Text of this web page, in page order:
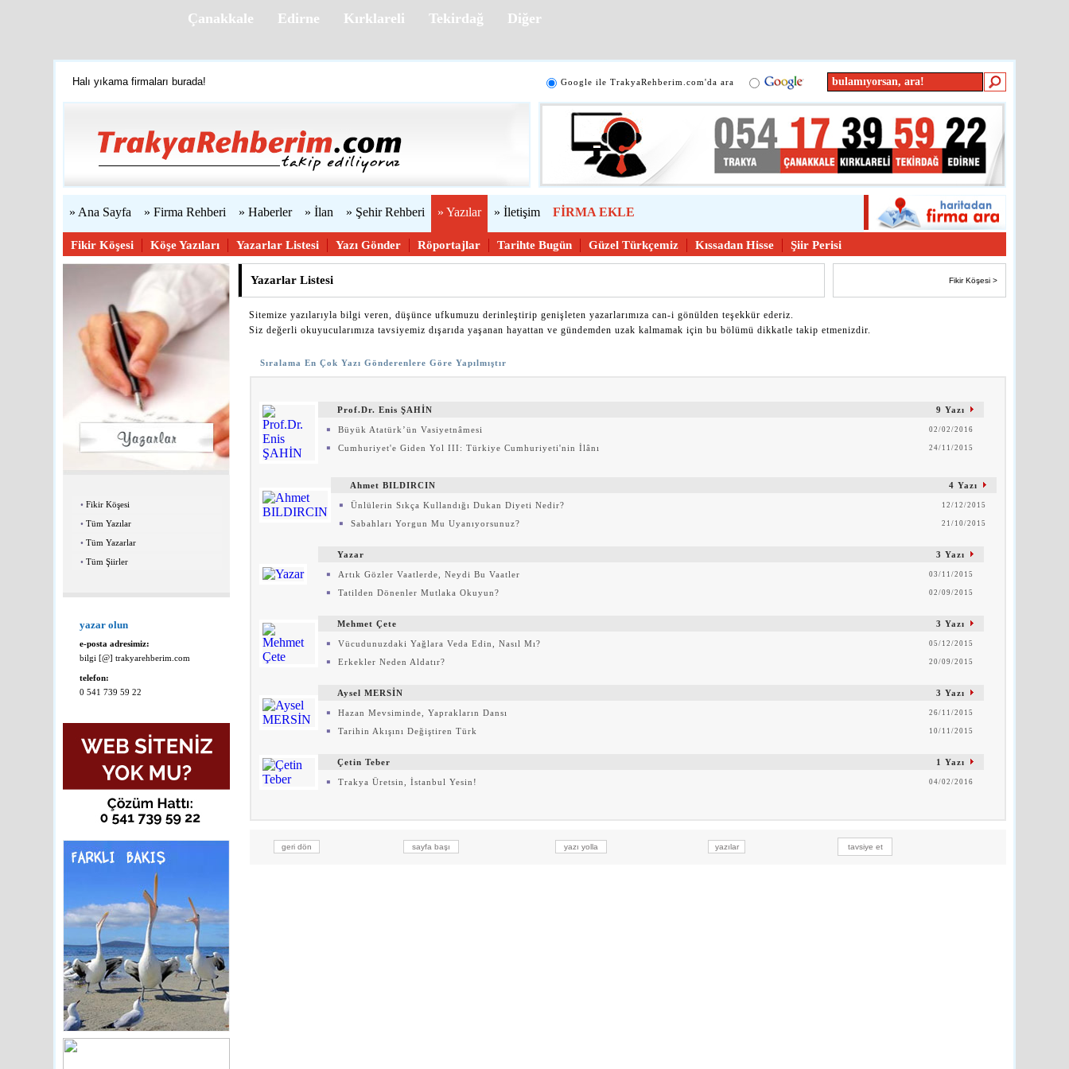
Çanakkale Edirne Kırklareli Tekirdağ Diğer
Halı yıkama firmaları burada!
Google ile TrakyaRehberim.com'da ara
» Ana Sayfa » Firma Rehberi » Haberler » İlan » Şehir Rehberi » Yazılar » İletişim FİRMA EKLE
Fikir Köşesi Köşe Yazıları Yazarlar Listesi Yazı Gönder Röportajlar Tarihte Bugün Güzel Türkçemiz Kıssadan Hisse Şiir Perisi
•Fikir Köşesi
•Tüm Yazılar
•Tüm Yazarlar
•Tüm Şiirler
yazar olun
e-posta adresimiz:
bilgi [@] trakyarehberim.com
telefon:
0 541 739 59 22
Yazarlar Listesi Fikir Köşesi >
Sitemize yazılarıyla bilgi veren, düşünce ufkumuzu derinleştirip genişleten yazarlarımıza can-i gönülden teşekkür ederiz.
Siz değerli okuyucularımıza tavsiyemiz dışarıda yaşanan hayattan ve gündemden uzak kalmamak için bu bölümü dikkatle takip etmenizdir.
Sıralama En Çok Yazı Gönderenlere Göre Yapılmıştır
Prof.Dr. Enis ŞAHİN 9 Yazı
Büyük Atatürk’ün Vasiyetnâmesi 02/02/2016
Cumhuriyet'e Giden Yol III: Türkiye Cumhuriyeti'nin İlânı 24/11/2015
Ahmet BILDIRCIN 4 Yazı
Ünlülerin Sıkça Kullandığı Dukan Diyeti Nedir? 12/12/2015
Sabahları Yorgun Mu Uyanıyorsunuz? 21/10/2015
Yazar 3 Yazı
Artık Gözler Vaatlerde, Neydi Bu Vaatler 03/11/2015
Tatilden Dönenler Mutlaka Okuyun? 02/09/2015
Mehmet Çete 3 Yazı
Vücudunuzdaki Yağlara Veda Edin, Nasıl Mı? 05/12/2015
Erkekler Neden Aldatır? 20/09/2015
Aysel MERSİN 3 Yazı
Hazan Mevsiminde, Yaprakların Dansı 26/11/2015
Tarihin Akışını Değiştiren Türk 10/11/2015
Çetin Teber 1 Yazı
Trakya Üretsin, İstanbul Yesin! 04/02/2016
geri dön sayfa başı yazı yolla yazılar tavsiye et